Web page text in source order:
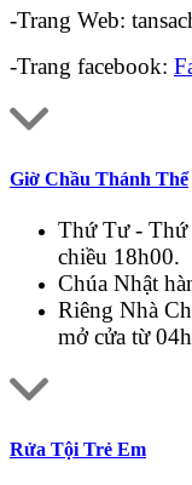
-Trang Web:
-Trang facebook:
Giờ Chầu Thánh Thể
Thứ Tư - Thứ
chiều 18h00.
Chúa Nhật
Riêng Nhà
mở cửa từ
Rửa Tội Trẻ Em